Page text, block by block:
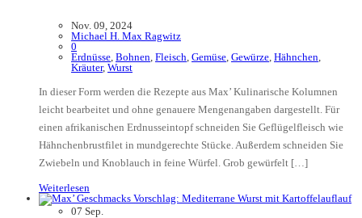
Nov. 09, 2024
Michael H. Max Ragwitz
0
Erdnüsse Bohnen Fleisch Gemüse Gewürze Hähnchen
Kräuter, Wurst
In dieser Form werden die Rezepte aus Max’ Kulinarische Kolumnen
leicht bearbeitet und ohne genauere Mengenangaben dargestellt. Für
einen afrikanischen Erdnusseintopf schneiden Sie Geflügelfleisch wie
Hähnchenbrustfilet in mundgerechte Stücke. Außerdem schneiden Sie
Zwiebeln und Knoblauch in feine Würfel. Grob gewürfelt […]
Weiterlesen
07 Sep.